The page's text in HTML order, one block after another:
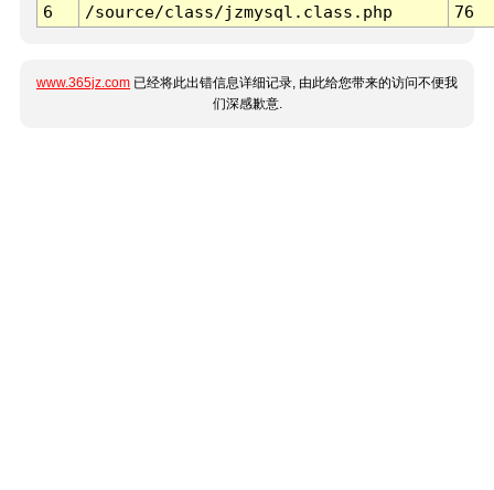
6 /source/class/jzmysql.class.php 76
www.365jz.com 已经将此出错信息详细记录, 由此给您带来的访问不便我
们深感歉意.